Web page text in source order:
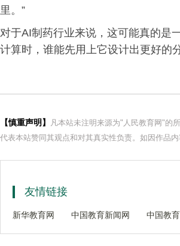
里。”
对于AI制药行业来说，这可能真的是
计算时，谁能先用上它设计出更好的
【慎重声明】
凡本站未注明来源为"人民教育网"的
代表本站赞同其观点和对其真实性负责。如因作品
友情链接
新华教育网 中国教育新闻网 中国教